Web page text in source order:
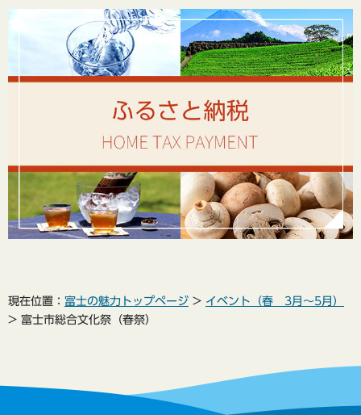
現在位置： 富士の魅力トップページ > イベント（春 3月～5月）
> 富士市総合文化祭（春祭）